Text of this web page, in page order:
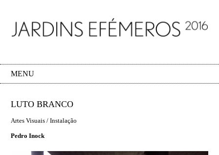
MENU
LUTO BRANCO
Artes Visuais / Instalação
Pedro Inock